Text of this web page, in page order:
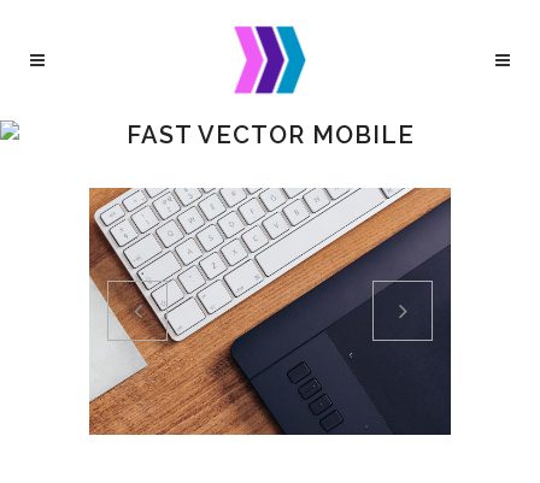
FAST VECTOR MOBILE